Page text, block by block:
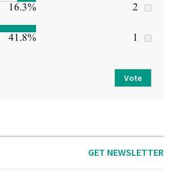
2
16.3%
1
41.8%
Vote
GET NEWSLETTER